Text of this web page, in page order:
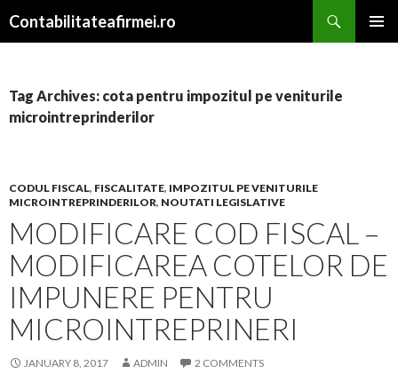
Contabilitateafirmei.ro
Tag Archives: cota pentru impozitul pe veniturile
microintreprinderilor
CODUL FISCAL, FISCALITATE, IMPOZITUL PE VENITURILE
MICROINTREPRINDERILOR, NOUTATI LEGISLATIVE
MODIFICARE COD FISCAL –
MODIFICAREA COTELOR DE
IMPUNERE PENTRU
MICROINTREPRINERI
JANUARY 8, 2017 ADMIN 2 COMMENTS